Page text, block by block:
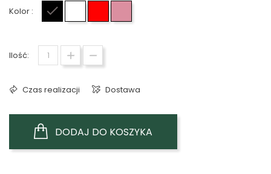
Kolor :
Ilość:
Czas realizacji Dostawa
DODAJ DO KOSZYKA